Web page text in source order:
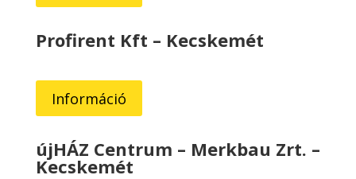
Profirent Kft – Kecskemét
Információ
újHÁZ Centrum – Merkbau Zrt. –
Kecskemét